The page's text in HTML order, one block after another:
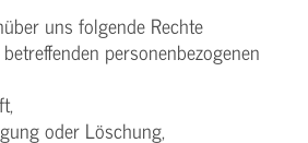
uns folgende Rechte
personenbezogenen
oder Löschung,